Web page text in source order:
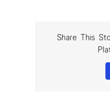
Share This